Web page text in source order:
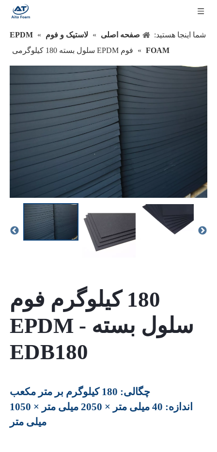
شما اینجا هستید: صفحه اصلی » لاستیک و فوم »
EPDM
FOAM
» فوم EPDM سلول بسته 180 کیلوگرمی
180 کیلوگرم فوم
سلول بسته EPDM -
EDB180
چگالی: 180 کیلوگرم بر متر مکعب
اندازه: 40 میلی متر × 2050 میلی متر × 1050
میلی متر